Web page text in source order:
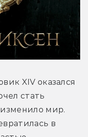
XIV оказался
стать
мир.
в